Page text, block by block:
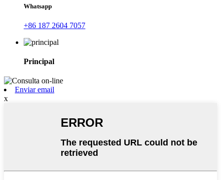
Whatsapp
+86 187 2604 7057
Principal
Enviar email
x